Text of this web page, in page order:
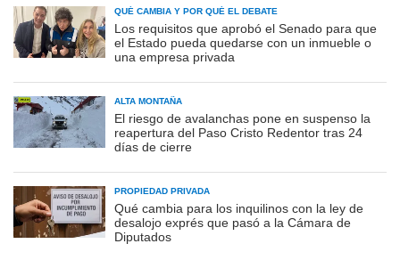
QUÉ CAMBIA Y POR QUÉ EL DEBATE
Los requisitos que aprobó el Senado para que
el Estado pueda quedarse con un inmueble o
una empresa privada
ALTA MONTAÑA
El riesgo de avalanchas pone en suspenso la
reapertura del Paso Cristo Redentor tras 24
días de cierre
PROPIEDAD PRIVADA
Qué cambia para los inquilinos con la ley de
desalojo exprés que pasó a la Cámara de
Diputados